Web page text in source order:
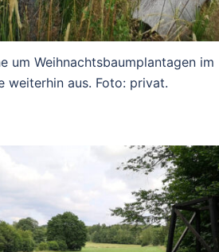
um Weihnachtsbaumplantagen im
weiterhin aus. Foto: privat.